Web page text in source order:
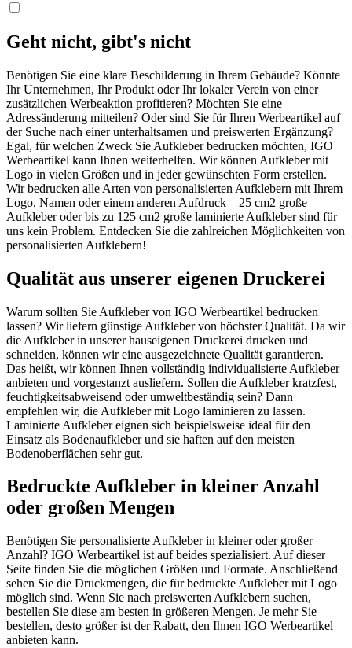
Geht nicht, gibt's nicht
Benötigen Sie eine klare Beschilderung in Ihrem Gebäude? Könnte
Ihr Unternehmen, Ihr Produkt oder Ihr lokaler Verein von einer
zusätzlichen Werbeaktion profitieren? Möchten Sie eine
Adressänderung mitteilen? Oder sind Sie für Ihren Werbeartikel auf
der Suche nach einer unterhaltsamen und preiswerten Ergänzung?
Egal, für welchen Zweck Sie Aufkleber bedrucken möchten, IGO
Werbeartikel kann Ihnen weiterhelfen. Wir können Aufkleber mit
Logo in vielen Größen und in jeder gewünschten Form erstellen.
Wir bedrucken alle Arten von personalisierten Aufklebern mit Ihrem
Logo, Namen oder einem anderen Aufdruck – 25 cm2 große
Aufkleber oder bis zu 125 cm2 große laminierte Aufkleber sind für
uns kein Problem. Entdecken Sie die zahlreichen Möglichkeiten von
personalisierten Aufklebern!
Qualität aus unserer eigenen Druckerei
Warum sollten Sie Aufkleber von IGO Werbeartikel bedrucken
lassen? Wir liefern günstige Aufkleber von höchster Qualität. Da wir
die Aufkleber in unserer hauseigenen Druckerei drucken und
schneiden, können wir eine ausgezeichnete Qualität garantieren.
Das heißt, wir können Ihnen vollständig individualisierte Aufkleber
anbieten und vorgestanzt ausliefern. Sollen die Aufkleber kratzfest,
feuchtigkeitsabweisend oder umweltbeständig sein? Dann
empfehlen wir, die Aufkleber mit Logo laminieren zu lassen.
Laminierte Aufkleber eignen sich beispielsweise ideal für den
Einsatz als Bodenaufkleber und sie haften auf den meisten
Bodenoberflächen sehr gut.
Bedruckte Aufkleber in kleiner Anzahl
oder großen Mengen
Benötigen Sie personalisierte Aufkleber in kleiner oder großer
Anzahl? IGO Werbeartikel ist auf beides spezialisiert. Auf dieser
Seite finden Sie die möglichen Größen und Formate. Anschließend
sehen Sie die Druckmengen, die für bedruckte Aufkleber mit Logo
möglich sind. Wenn Sie nach preiswerten Aufklebern suchen,
bestellen Sie diese am besten in größeren Mengen. Je mehr Sie
bestellen, desto größer ist der Rabatt, den Ihnen IGO Werbeartikel
anbieten kann.